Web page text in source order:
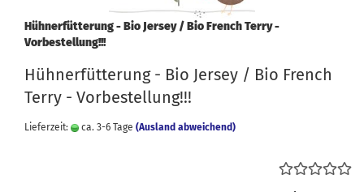
Hühnerfütterung - Bio Jersey / Bio French Terry -
Vorbestellung!!!
Hühnerfütterung - Bio Jersey / Bio French
Terry - Vorbestellung!!!
Lieferzeit: ca. 3-6 Tage (Ausland abweichend)